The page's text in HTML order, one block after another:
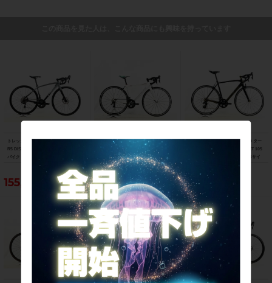
トレック TREK エモンダ EMONDA AL
R5 DISC 105 油圧DISC 2021年 ロード
バイク 47サイズ スレート トゥ トレッ
ク ブラック フェード
155,188円
ビアンキ BIANCHI フェニーチェ スポ
ーツ FENICE SPORT Tiagra 2017年
ロードバイク 50サイズ ホワイト
103,400円
スペシャライズド SPECIALIZED ター
マック スポーツ TARMAC SPORT 105
2018年 カーボンロードバイク 56サイ
121,000円